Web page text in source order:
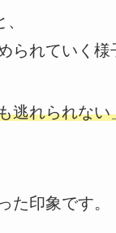
れていく様
逃れられない
た印象です。